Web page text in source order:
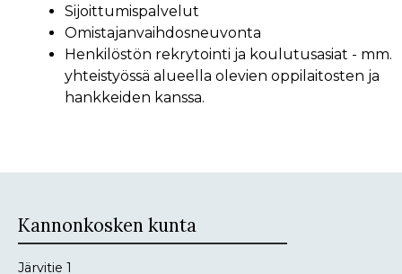
Sijoittumispalvelut
Omistajanvaihdosneuvonta
Henkilöstön rekrytointi ja koulutusasiat - mm.
yhteistyössä alueella olevien oppilaitosten ja
hankkeiden kanssa.
Kannonkosken kunta
Järvitie 1